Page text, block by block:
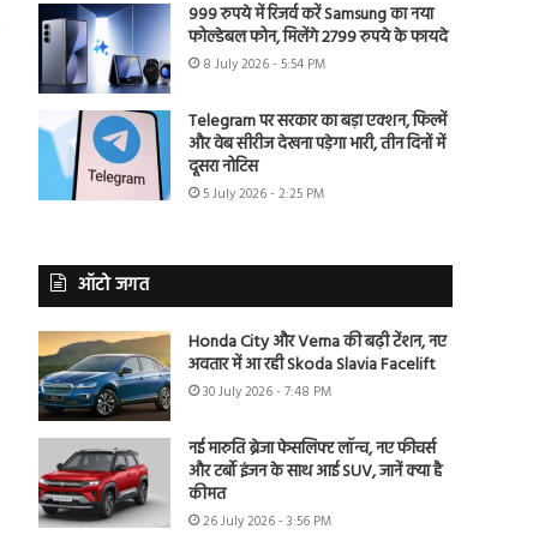
999 रुपये में रिजर्व करें Samsung का नया
फोल्डेबल फोन, मिलेंगे 2799 रुपये के फायदे
8 July 2026 - 5:54 PM
Telegram पर सरकार का बड़ा एक्शन, फिल्में
और वेब सीरीज देखना पड़ेगा भारी, तीन दिनों में
दूसरा नोटिस
5 July 2026 - 2:25 PM
ऑटो जगत
Honda City और Verna की बढ़ी टेंशन, नए
अवतार में आ रही Skoda Slavia Facelift
30 July 2026 - 7:48 PM
नई मारुति ब्रेजा फेसलिफ्ट लॉन्च, नए फीचर्स
और टर्बो इंजन के साथ आई SUV, जानें क्या है
कीमत
26 July 2026 - 3:56 PM